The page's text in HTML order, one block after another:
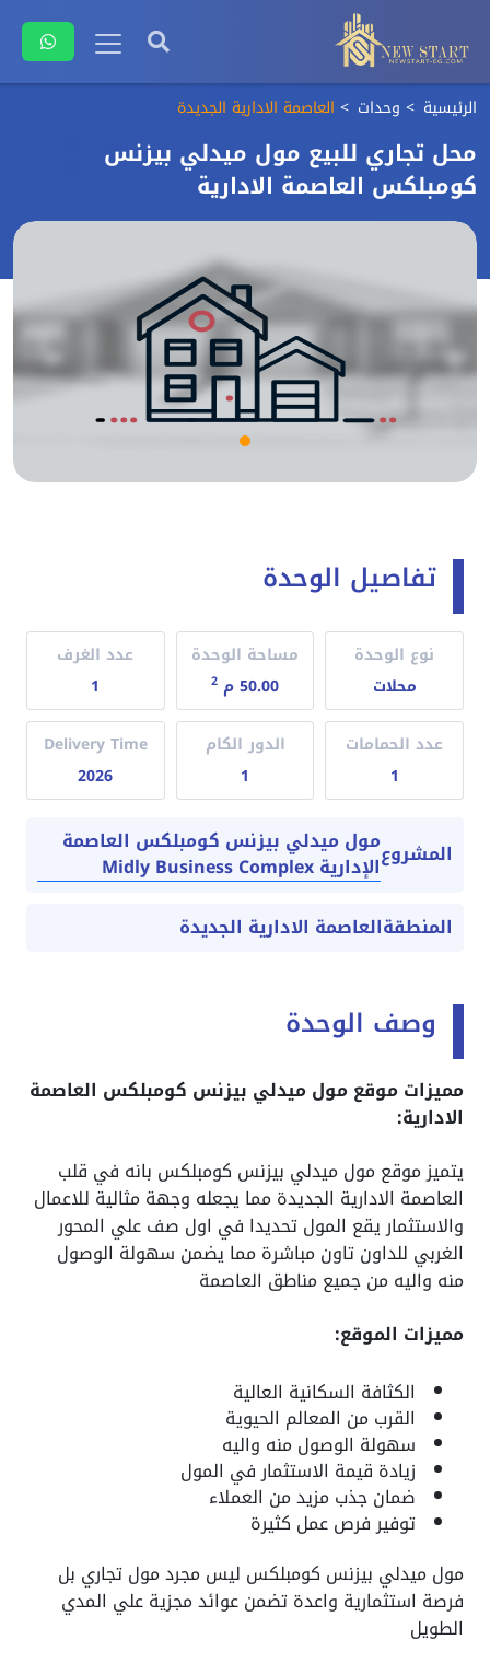
الرئيسية وحدات العاصمة الادارية الجديدة
محل تجاري للبيع مول ميدلي بيزنس
كومبلكس العاصمة الادارية
تفاصيل الوحدة
نوع الوحدة
محلات
مساحة الوحدة
50.00 م
2
عدد الغرف
1
عدد الحمامات
1
الدور الكام
1
Delivery Time
2026
المشروعمول ميدلي بيزنس كومبلكس العاصمة
الإدارية Midly Business Complex
المنطقةالعاصمة الادارية الجديدة
وصف الوحدة
مميزات موقع مول ميدلي بيزنس كومبلكس العاصمة
الادارية:
يتميز موقع مول ميدلي بيزنس كومبلكس بانه في قلب
العاصمة الادارية الجديدة مما يجعله وجهة مثالية للاعمال
والاستثمار يقع المول تحديدا في اول صف علي المحور
الغربي للداون تاون مباشرة مما يضمن سهولة الوصول
منه واليه من جميع مناطق العاصمة
مميزات الموقع:
الكثافة السكانية العالية
القرب من المعالم الحيوية
سهولة الوصول منه واليه
زيادة قيمة الاستثمار في المول
ضمان جذب مزيد من العملاء
توفير فرص عمل كثيرة
مول ميدلي بيزنس كومبلكس ليس مجرد مول تجاري بل
فرصة استثمارية واعدة تضمن عوائد مجزية علي المدي
الطويل